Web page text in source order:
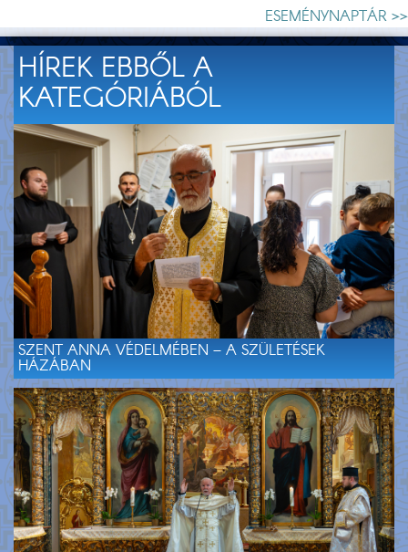
ESEMÉNYNAPTÁR >>
HÍREK EBBŐL A
KATEGÓRIÁBÓL
SZENT ANNA VÉDELMÉBEN – A SZÜLETÉSEK
HÁZÁBAN